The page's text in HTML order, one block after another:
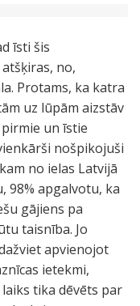
īsti šis
no,
Protams, ka katra
uz lūpām aizstāv
un īstie
nošpikojuši
no ielas Latvijā
98% apgalvotu, ka
gājiens pa
taisnība. Jo
apvienojot
ietekmi,
tika dēvēts par